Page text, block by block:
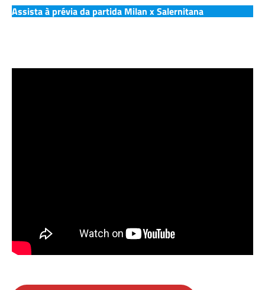
Assista à prévia da partida Milan x Salernitana